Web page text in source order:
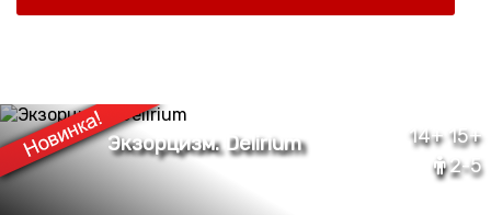
14+ 15+
2-5